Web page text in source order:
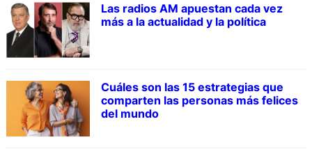
Las radios AM apuestan cada vez
más a la actualidad y la política
Cuáles son las 15 estrategias que
comparten las personas más felices
del mundo